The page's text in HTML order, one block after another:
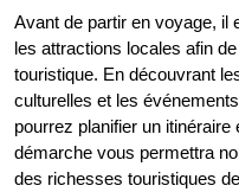
Avant de partir en voyage, il
les attractions locales afin
touristique. En découvrant
culturelles et les
pourrez planifier un
démarche vous permettra
des richesses touristiques